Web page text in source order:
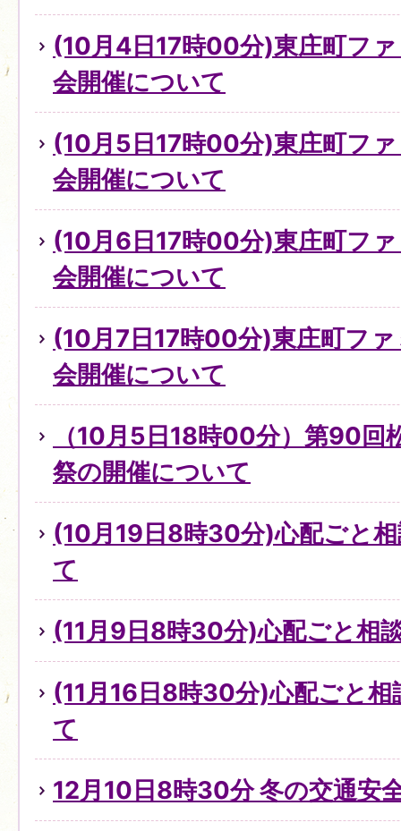
(10月4日17時00分)東庄町フ
会開催について
(10月5日17時00分)東庄町フ
会開催について
(10月6日17時00分)東庄町フ
会開催について
(10月7日17時00分)東庄町フ
会開催について
（10月5日18時00分）第90回
祭の開催について
(10月19日8時30分)心配ごと
て
(11月9日8時30分)心配ごと相
(11月16日8時30分)心配ごと
て
12月10日8時30分 冬の交通安